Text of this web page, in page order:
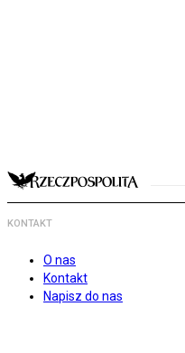
KONTAKT
O nas
Kontakt
Napisz do nas